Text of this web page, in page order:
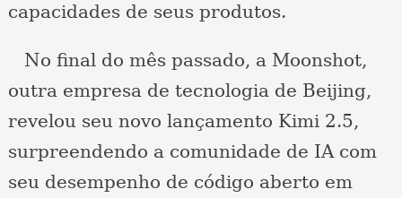
capacidades de seus produtos.
No final do mês passado, a Moonshot,
outra empresa de tecnologia de Beijing,
revelou seu novo lançamento Kimi 2.5,
surpreendendo a comunidade de IA com
seu desempenho de código aberto em